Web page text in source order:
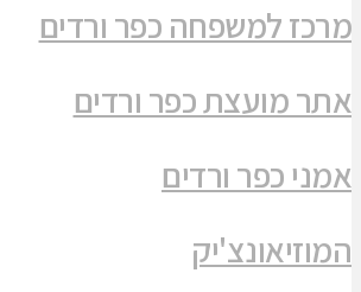
מרכז למשפחה כפר ורדים
אתר מועצת כפר ורדים
אמני כפר ורדים
המוזיאונצ'יק